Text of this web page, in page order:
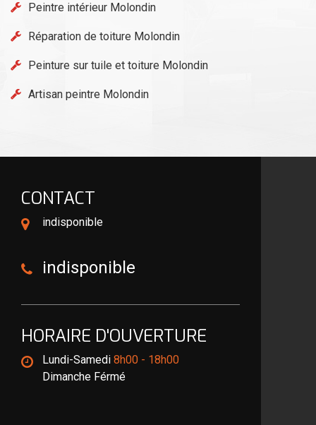
Peintre intérieur Molondin
Réparation de toiture Molondin
Peinture sur tuile et toiture Molondin
Artisan peintre Molondin
CONTACT
indisponible
indisponible
HORAIRE D'OUVERTURE
Lundi-Samedi 8h00 - 18h00
Dimanche Férmé